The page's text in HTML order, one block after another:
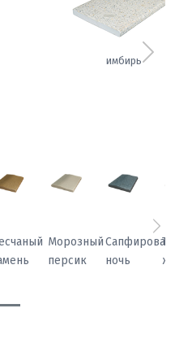
Морозный
персик
Сапфировая
ночь
Теплый
жемчуг